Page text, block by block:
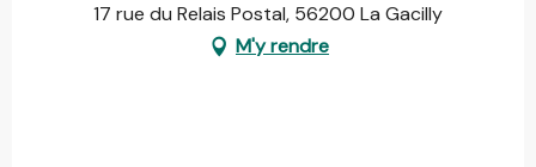
17 rue du Relais Postal, 56200 La Gacilly
M'y rendre